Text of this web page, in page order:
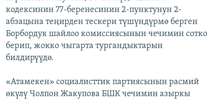
кодексинин 77-беренесинин 2-пунктунун 2-
абзацына теңирден тескери түшүндүрмө берген
Борбордук шайлоо комиссиясынын чечимин сотко
берип, жокко чыгарта тургандыктарын
билдирүүдө.
«Атамекен» социалисттик партиясынын расмий
өкүлү Чолпон Жакупова БШК чечимин азыркы